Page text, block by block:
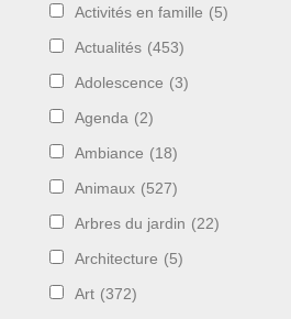
Activités en famille (5)
Actualités (453)
Adolescence (3)
Agenda (2)
Ambiance (18)
Animaux (527)
Arbres du jardin (22)
Architecture (5)
Art (372)